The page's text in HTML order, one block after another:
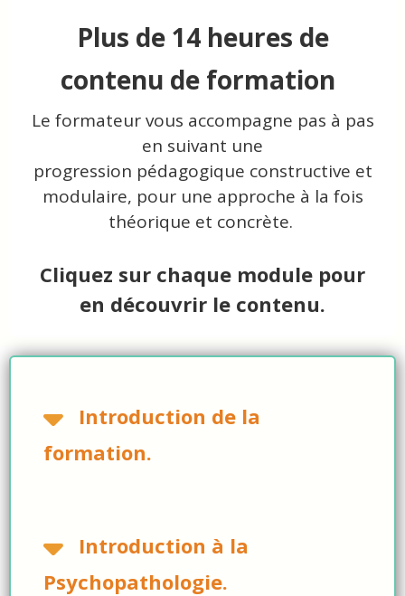
Plus de 14 heures de
contenu de formation
Le formateur vous accompagne pas à pas
en suivant une
progression pédagogique constructive et
modulaire, pour une approche à la fois
théorique et concrète.
Cliquez sur chaque module pour
en découvrir le contenu.
Introduction de la
formation.
Introduction à la
Psychopathologie.